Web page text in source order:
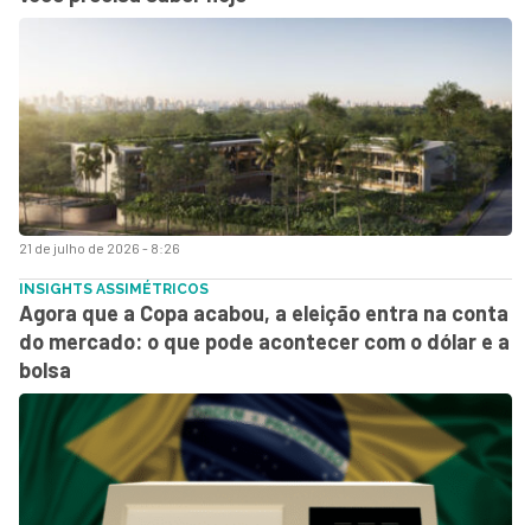
21 de julho de 2026 - 8:26
INSIGHTS ASSIMÉTRICOS
Agora que a Copa acabou, a eleição entra na conta
do mercado: o que pode acontecer com o dólar e a
bolsa